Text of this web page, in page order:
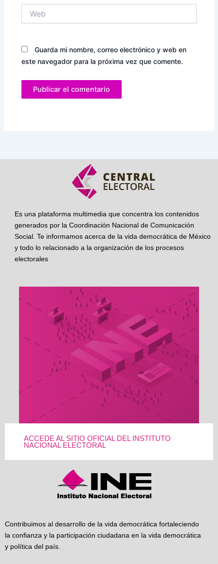
Guarda mi nombre, correo electrónico y web en
este navegador para la próxima vez que comente.
Es una plataforma multimedia que concentra los contenidos
generados por la Coordinación Nacional de Comunicación
Social. Te informamos acerca de la vida democrática de México
y todo lo relacionado a la organización de los procesos
electorales
ACCEDE AL SITIO OFICIAL DEL INSTITUTO
NACIONAL ELECTORAL
Contribuimos al desarrollo de la vida democrática fortaleciendo
la confianza y la participación ciudadana en la vida democrática
y política del país.